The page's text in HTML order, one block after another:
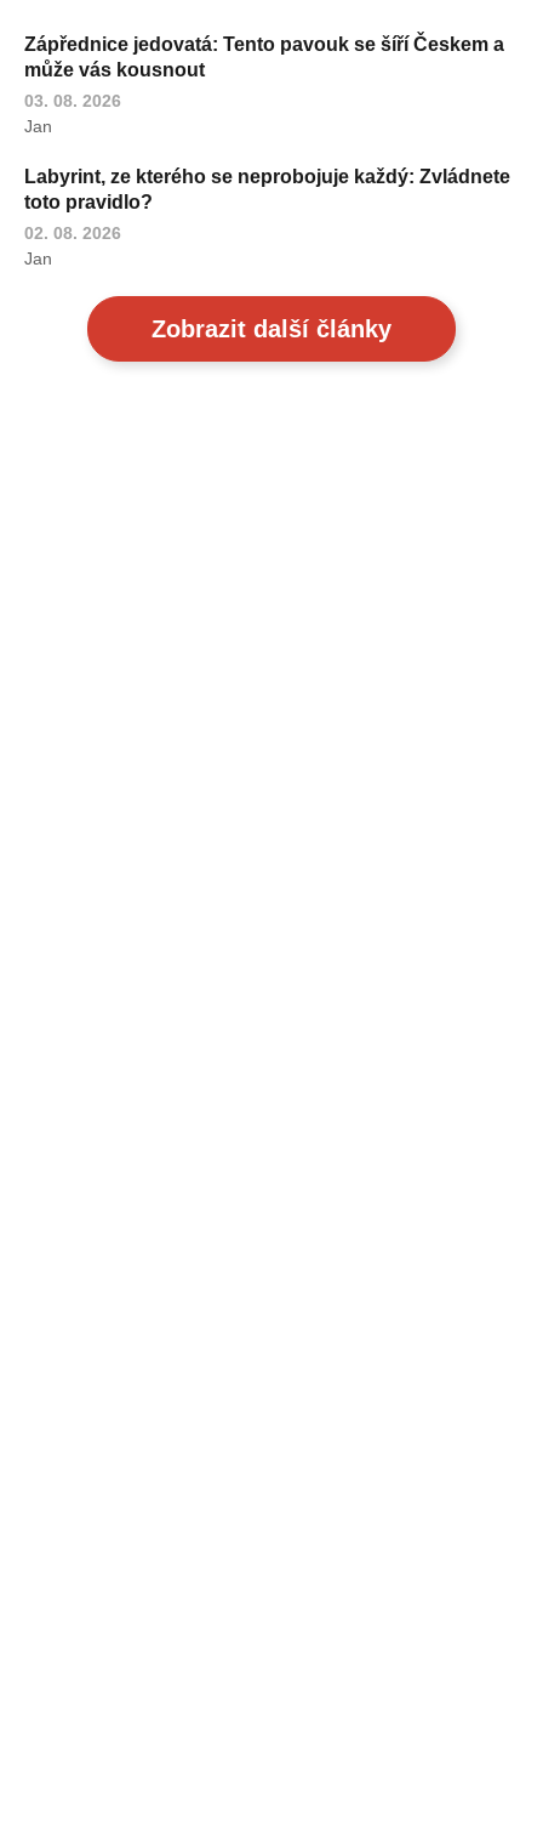
Zápřednice jedovatá: Tento pavouk se šíří Českem a
může vás kousnout
03. 08. 2026
Jan
Labyrint, ze kterého se neprobojuje každý: Zvládnete
toto pravidlo?
02. 08. 2026
Jan
Zobrazit další články